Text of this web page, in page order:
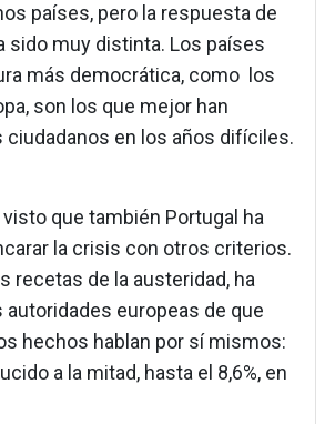
países, pero la respuesta de
sido muy distinta. Los países
más democrática, como los
son los que mejor han
ciudadanos en los años difíciles.
que también Portugal ha
la crisis con otros criterios.
recetas de la austeridad, ha
autoridades europeas de que
hechos hablan por sí mismos:
a la mitad, hasta el 8,6%, en